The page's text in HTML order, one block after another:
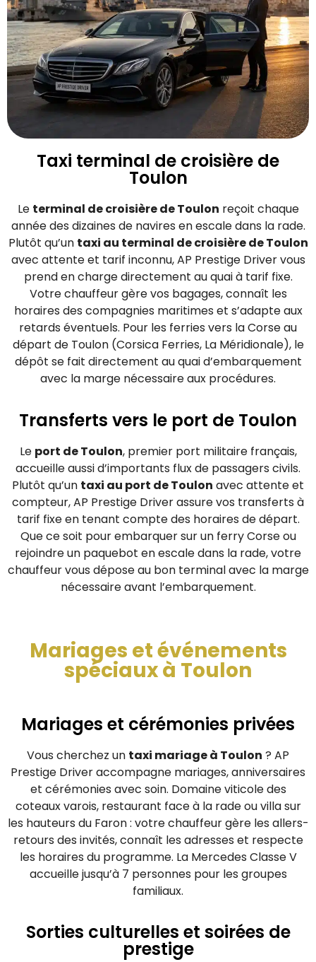
Taxi terminal de croisière de
Toulon
Le terminal de croisière de Toulon reçoit chaque
année des dizaines de navires en escale dans la rade.
Plutôt qu’un taxi au terminal de croisière de Toulon
avec attente et tarif inconnu, AP Prestige Driver vous
prend en charge directement au quai à tarif fixe.
Votre chauffeur gère vos bagages, connaît les
horaires des compagnies maritimes et s’adapte aux
retards éventuels. Pour les ferries vers la Corse au
départ de Toulon (Corsica Ferries, La Méridionale), le
dépôt se fait directement au quai d’embarquement
avec la marge nécessaire aux procédures.
Transferts vers le port de Toulon
Le port de Toulon, premier port militaire français,
accueille aussi d’importants flux de passagers civils.
Plutôt qu’un taxi au port de Toulon avec attente et
compteur, AP Prestige Driver assure vos transferts à
tarif fixe en tenant compte des horaires de départ.
Que ce soit pour embarquer sur un ferry Corse ou
rejoindre un paquebot en escale dans la rade, votre
chauffeur vous dépose au bon terminal avec la marge
nécessaire avant l’embarquement.
Mariages et événements
spéciaux à Toulon
Mariages et cérémonies privées
Vous cherchez un taxi mariage à Toulon ? AP
Prestige Driver accompagne mariages, anniversaires
et cérémonies avec soin. Domaine viticole des
coteaux varois, restaurant face à la rade ou villa sur
les hauteurs du Faron : votre chauffeur gère les allers-
retours des invités, connaît les adresses et respecte
les horaires du programme. La Mercedes Classe V
accueille jusqu’à 7 personnes pour les groupes
familiaux.
Sorties culturelles et soirées de
prestige